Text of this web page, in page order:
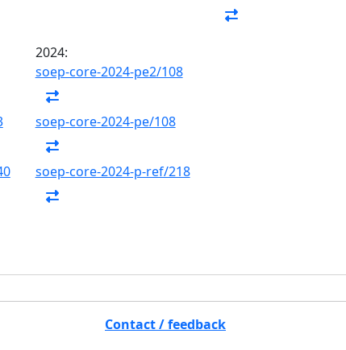
2024:
soep-core-2024-pe2/108
soep-core-2024-pe/108
soep-core-2024-p-ref/218
Contact / feedback